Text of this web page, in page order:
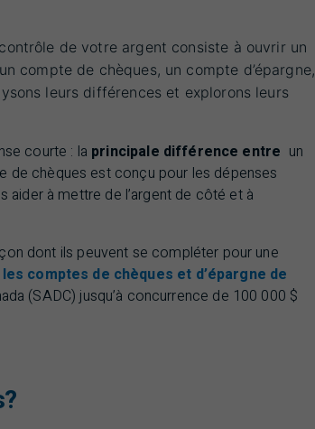
de votre argent consiste à ouvrir un
compte de chèques, un compte d’épargne,
leurs différences et explorons leurs
courte : la principale différence entre un
de chèques est conçu pour les dépenses
aider à mettre de l’argent de côté et à
dont ils peuvent se compléter pour une
les comptes de chèques et d’épargne de
(SADC) jusqu’à concurrence de 100 000 $